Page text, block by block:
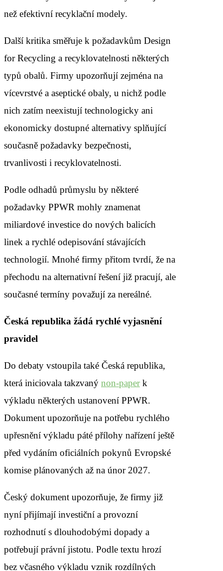
než efektivní recyklační modely.
Další kritika směřuje k požadavkům Design
for Recycling a recyklovatelnosti některých
typů obalů. Firmy upozorňují zejména na
vícevrstvé a aseptické obaly, u nichž podle
nich zatím neexistují technologicky ani
ekonomicky dostupné alternativy splňující
současně požadavky bezpečnosti,
trvanlivosti i recyklovatelnosti.
Podle odhadů průmyslu by některé
požadavky PPWR mohly znamenat
miliardové investice do nových balicích
linek a rychlé odepisování stávajících
technologií. Mnohé firmy přitom tvrdí, že na
přechodu na alternativní řešení již pracují, ale
současné termíny považují za nereálné.
Česká republika žádá rychlé vyjasnění
pravidel
Do debaty vstoupila také Česká republika,
která iniciovala takzvaný non-paperk
výkladu některých ustanovení PPWR.
Dokument upozorňuje na potřebu rychlého
upřesnění výkladu páté přílohy nařízení ještě
před vydáním oficiálních pokynů Evropské
komise plánovaných až na únor 2027.
Český dokument upozorňuje, že firmy již
nyní přijímají investiční a provozní
rozhodnutí s dlouhodobými dopady a
potřebují právní jistotu. Podle textu hrozí
bez včasného výkladu vznik rozdílných